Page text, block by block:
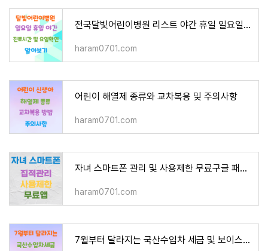
전국달빛어린이병원 리스트 야간 휴일 일요일 진료시간 진료가능요일
haram0701.com
어린이 해열제 종류와 교차복용 및 주의사항
haram0701.com
자녀 스마트폰 관리 및 사용제한 무료구글 패밀리 링크 설치방법
haram0701.com
7월부터 달라지는 국산수입차 세금 및 보이스피싱 조치 강화